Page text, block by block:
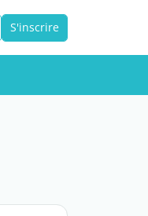
S'inscrire